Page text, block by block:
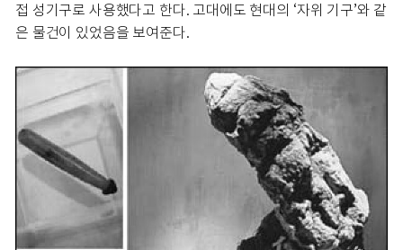
접 성기구로 사용했다고 한다. 고대에도 현대의 ‘자위 기구’와 같
은 물건이 있었음을 보여준다.